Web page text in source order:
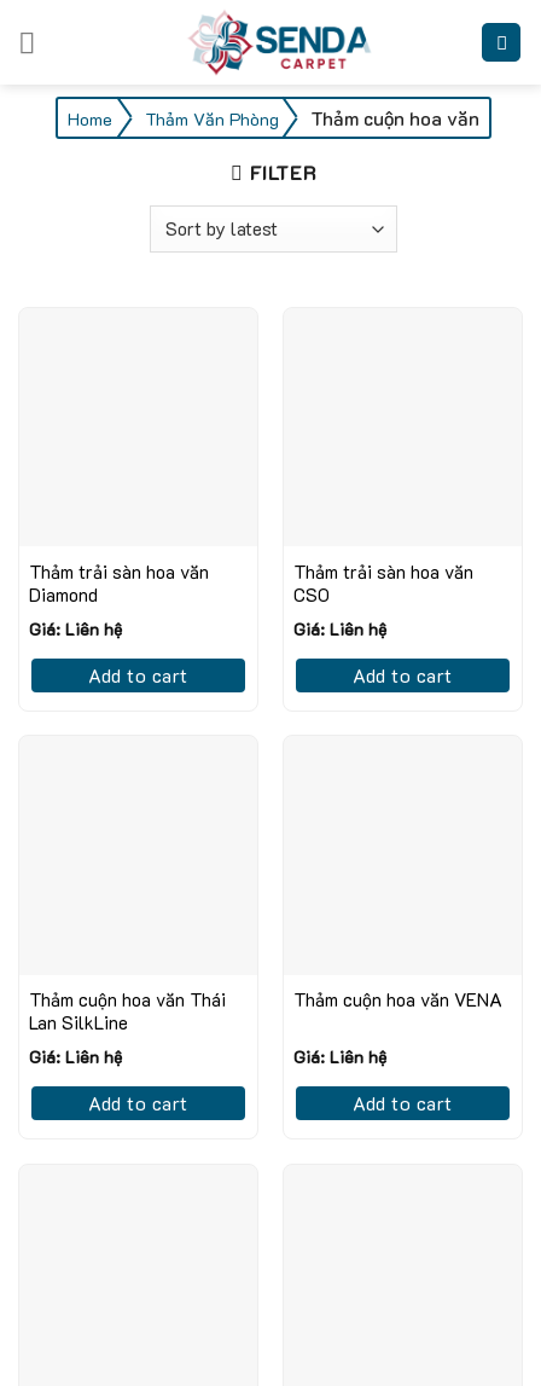
Home / Thảm Văn Phòng / Thảm cuộn hoa văn
FILTER
Thảm trải sàn hoa văn
Diamond
Giá: Liên hệ
Add to cart
Thảm trải sàn hoa văn
CSO
Giá: Liên hệ
Add to cart
Thảm cuộn hoa văn Thái
Lan SilkLine
Giá: Liên hệ
Add to cart
Thảm cuộn hoa văn VENA
Giá: Liên hệ
Add to cart